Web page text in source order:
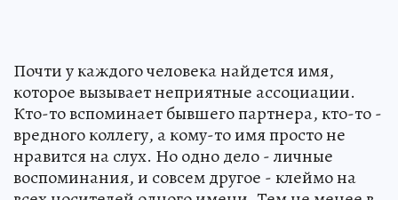
Почти у каждого человека найдется имя,
которое вызывает неприятные ассоциации.
Кто-то вспоминает бывшего партнера, кто-то -
вредного коллегу, а кому-то имя просто не
нравится на слух. Но одно дело - личные
воспоминания, и совсем другое - клеймо на